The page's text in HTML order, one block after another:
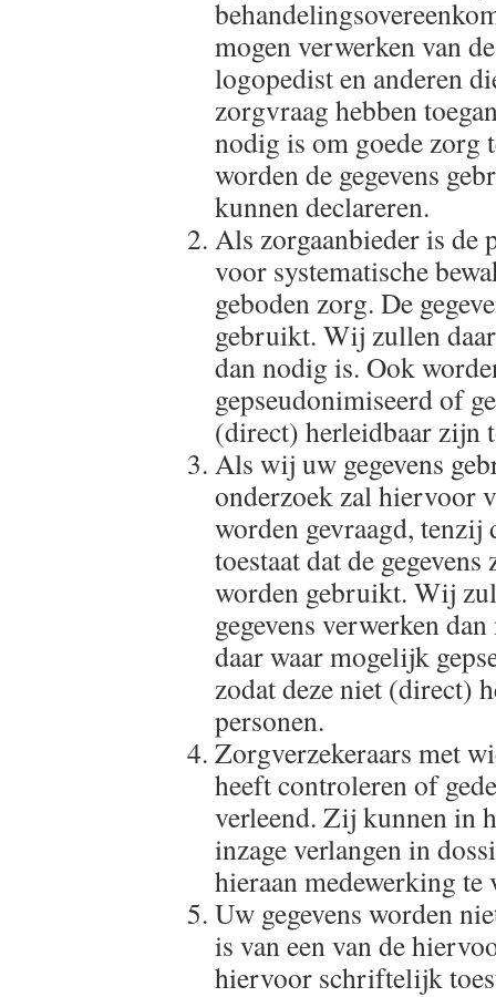
mogen verwerken van
logopedist en anderen
zorgvraag hebben
nodig is om goede zorg
worden de gegevens
kunnen declareren.
Als zorgaanbieder is
voor systematische
geboden zorg. De
gebruikt. Wij zullen
dan nodig is. Ook
gepseudonimiseerd of
(direct) herleidbaar zijn
Als wij uw gegevens
onderzoek zal hiervoor
worden gevraagd,
toestaat dat de
worden gebruikt. Wij
gegevens verwerken
daar waar mogelijk
zodat deze niet (direct)
personen.
Zorgverzekeraars met
heeft controleren of
verleend. Zij kunnen in
inzage verlangen in
hieraan medewerking te
Uw gegevens worden
is van een van de
hiervoor schriftelijk